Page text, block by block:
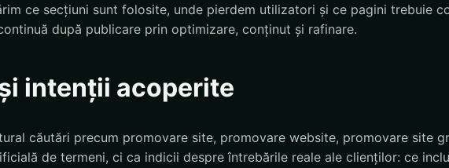
ce secțiuni sunt folosite, unde pierdem utilizatori și ce pagini trebuie
după publicare prin optimizare, conținut și rafinare.
intenții acoperite
căutări precum promovare site, promovare website, promovare site
de termeni, ci ca indicii despre întrebările reale ale clienților: ce